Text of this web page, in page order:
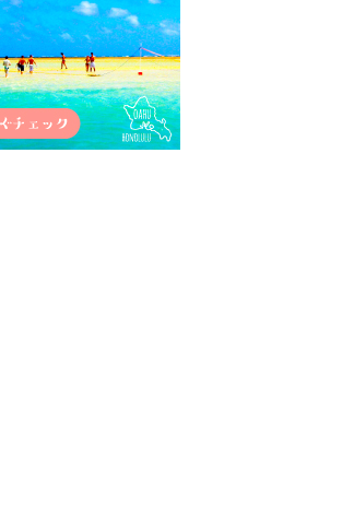
ンからワイキキへ
でシャワー＆着替えタイム
ルーズ用に服装チェンジ！
ンディングにはたくさんのゲスト